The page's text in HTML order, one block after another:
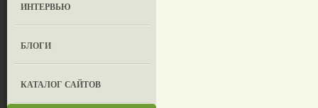
ИНТЕРВЬЮ
БЛОГИ
КАТАЛОГ САЙТОВ